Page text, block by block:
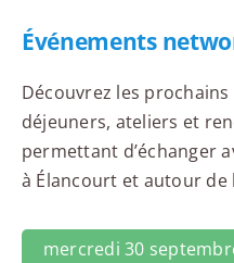
Événements
Découvrez les
déjeuners, ateliers et
permettant d’échanger
à Élancourt et autour de
mercredi 30